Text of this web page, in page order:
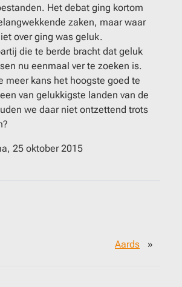
Het debat ging kortom
zaken, maar waar
over ging was geluk.
die te berde bracht dat geluk
nu eenmaal ver te zoeken is.
meer kans het hoogste goed te
van gelukkigste landen van de
we daar niet ontzettend trots
25 oktober 2015
Aards »